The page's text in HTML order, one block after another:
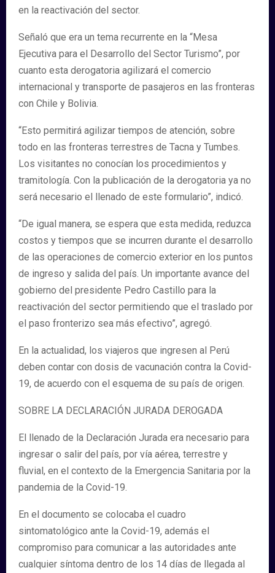
en la reactivación del sector.
Señaló que era un tema recurrente en la “Mesa
Ejecutiva para el Desarrollo del Sector Turismo”, por
cuanto esta derogatoria agilizará el comercio
internacional y transporte de pasajeros en las fronteras
con Chile y Bolivia.
“Esto permitirá agilizar tiempos de atención, sobre
todo en las fronteras terrestres de Tacna y Tumbes.
Los visitantes no conocían los procedimientos y
tramitología. Con la publicación de la derogatoria ya no
será necesario el llenado de este formulario”, indicó.
“De igual manera, se espera que esta medida, reduzca
costos y tiempos que se incurren durante el desarrollo
de las operaciones de comercio exterior en los puntos
de ingreso y salida del país. Un importante avance del
gobierno del presidente Pedro Castillo para la
reactivación del sector permitiendo que el traslado por
el paso fronterizo sea más efectivo”, agregó.
En la actualidad, los viajeros que ingresen al Perú
deben contar con dosis de vacunación contra la Covid-
19, de acuerdo con el esquema de su país de origen.
SOBRE LA DECLARACIÓN JURADA DEROGADA
El llenado de la Declaración Jurada era necesario para
ingresar o salir del país, por vía aérea, terrestre y
fluvial, en el contexto de la Emergencia Sanitaria por la
pandemia de la Covid-19.
En el documento se colocaba el cuadro
sintomatológico ante la Covid-19, además el
compromiso para comunicar a las autoridades ante
cualquier síntoma dentro de los 14 días de llegada al